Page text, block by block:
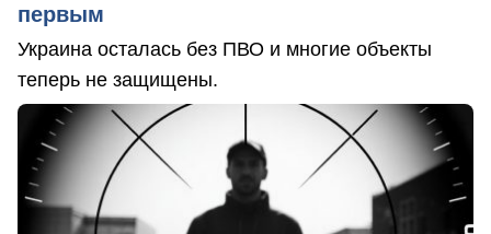
первым
Украина осталась без ПВО и многие объекты
теперь не защищены.